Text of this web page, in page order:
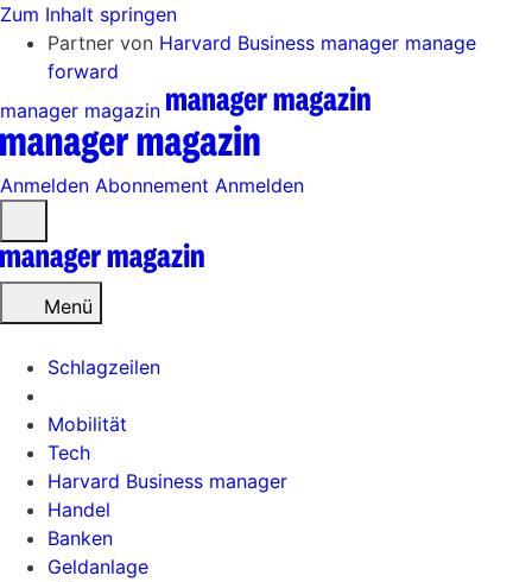
Zum Inhalt springen
Partner von Harvard Business manager manage
forward
manager magazin
Anmelden Abonnement Anmelden
öffnen
Menü
Schlagzeilen
Mobilität
Tech
Harvard Business manager
Handel
Banken
Geldanlage